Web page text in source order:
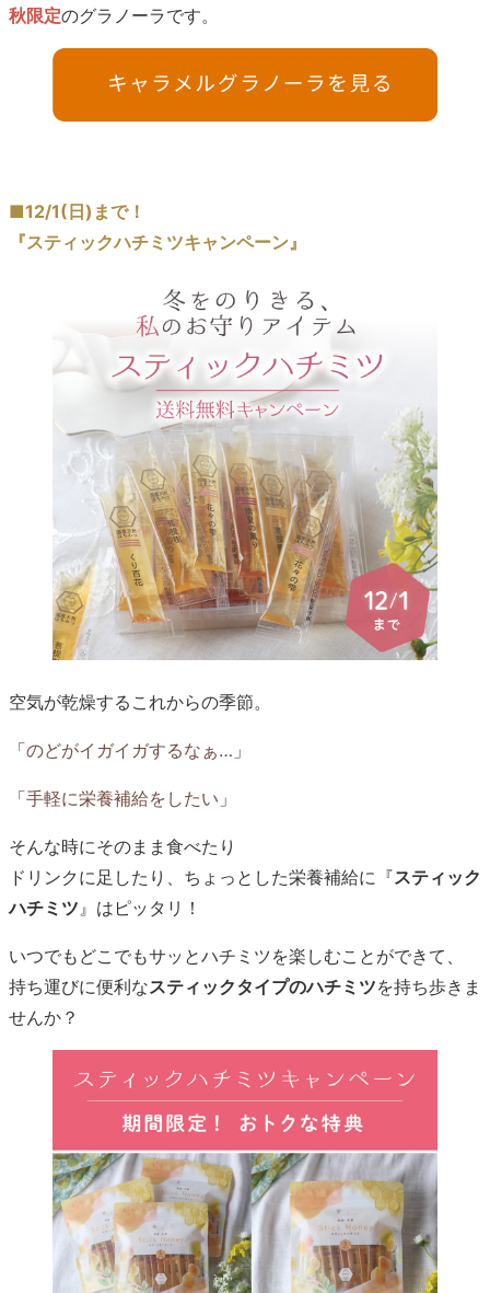
秋限定のグラノーラです。
■12/1(日)まで！
『スティックハチミツキャンペーン』
空気が乾燥するこれからの季節。
「のどがイガイガするなぁ… 」
「手軽に栄養補給をしたい 」
そんな時にそのまま食べたり
ドリンクに足したり、ちょっとした栄養補給に『スティック
ハチミツ』はピッタリ！
いつでもどこでもサッとハチミツを楽しむことができて、
持ち運びに便利なスティックタイプのハチミツを持ち歩きま
せんか？